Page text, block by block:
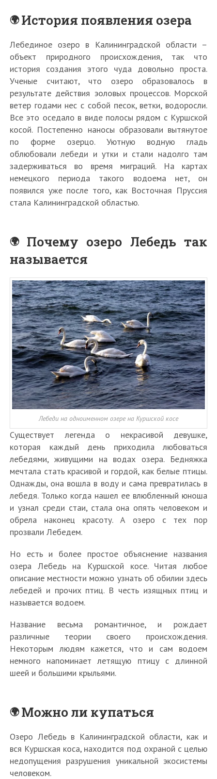
История появления озера
Лебединое озеро в Калининградской области –
объект природного происхождения, так что
история создания этого чуда довольно проста.
Ученые считают, что озеро образовалось в
результате действия эоловых процессов. Морской
ветер годами нес с собой песок, ветки, водоросли.
Все это оседало в виде полосы рядом с Куршской
косой. Постепенно наносы образовали вытянутое
по форме озерцо. Уютную водную гладь
облюбовали лебеди и утки и стали надолго там
задерживаться во время миграций. На картах
немецкого периода такого водоема нет, он
появился уже после того, как Восточная Пруссия
стала Калининградской областью.
Почему озеро Лебедь так
называется
Лебеди на одноименном озере на Куршской косе
Существует легенда о некрасивой девушке,
которая каждый день приходила любоваться
лебедями, живущими на водах озера. Бедняжка
мечтала стать красивой и гордой, как белые птицы.
Однажды, она вошла в воду и сама превратилась в
лебедя. Только когда нашел ее влюбленный юноша
и узнал среди стаи, стала она опять человеком и
обрела наконец красоту. А озеро с тех пор
прозвали Лебедем.
Но есть и более простое объяснение названия
озера Лебедь на Куршской косе. Читая любое
описание местности можно узнать об обилии здесь
лебедей и прочих птиц. В честь изящных птиц и
называется водоем.
Название весьма романтичное, и рождает
различные теории своего происхождения.
Некоторым людям кажется, что и сам водоем
немного напоминает летящую птицу с длинной
шеей и большими крыльями.
Можно ли купаться
Озеро Лебедь в Калининградской области, как и
вся Куршская коса, находится под охраной с целью
недопущения разрушения уникальной экосистемы
человеком.